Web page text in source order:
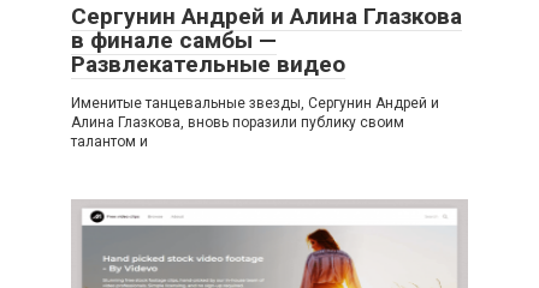
Сергунин Андрей и Алина Глазкова
в финале самбы —
Развлекательные видео
Именитые танцевальные звезды, Сергунин Андрей и
Алина Глазкова, вновь поразили публику своим
талантом и